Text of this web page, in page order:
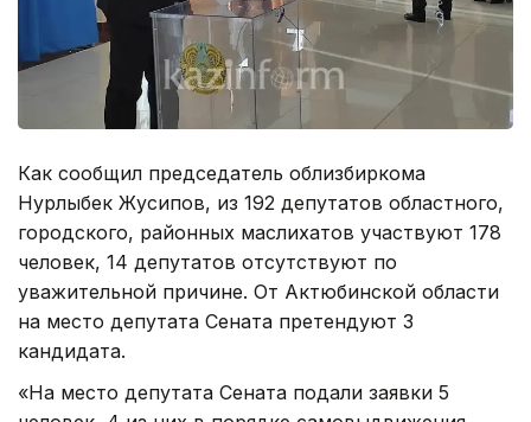
Как сообщил председатель облизбиркома
Нурлыбек Жусипов, из 192 депутатов областного,
городского, районных маслихатов участвуют 178
человек, 14 депутатов отсутствуют по
уважительной причине. От Актюбинской области
на место депутата Сената претендуют 3
кандидата.
«На место депутата Сената подали заявки 5